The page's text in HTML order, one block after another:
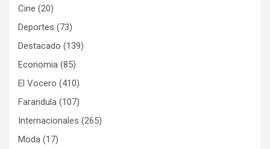
Cine (20)
Deportes (73)
Destacado (139)
Economia (85)
El Vocero (410)
Farandula (107)
Internacionales (265)
Moda (17)